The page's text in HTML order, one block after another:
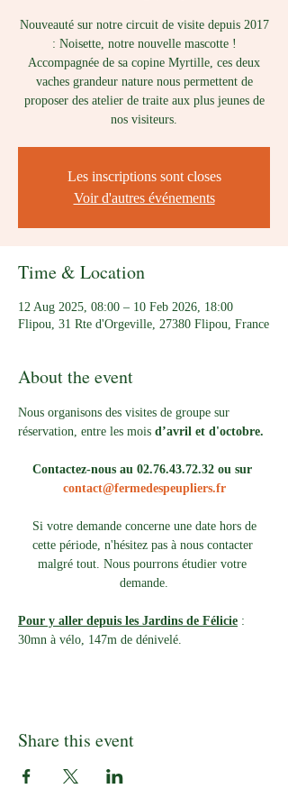
Nouveauté sur notre circuit de visite depuis 2017
: Noisette, notre nouvelle mascotte !
Accompagnée de sa copine Myrtille, ces deux
vaches grandeur nature nous permettent de
proposer des atelier de traite aux plus jeunes de
nos visiteurs.
Les inscriptions sont closes
Voir d'autres événements
Time & Location
12 Aug 2025, 08:00 – 10 Feb 2026, 18:00
Flipou, 31 Rte d'Orgeville, 27380 Flipou, France
About the event
Nous organisons des visites de groupe sur
réservation, entre les mois d’avril et d'octobre.
Contactez-nous au 02.76.43.72.32 ou sur
contact@fermedespeupliers.fr
Si votre demande concerne une date hors de
cette période, n'hésitez pas à nous contacter
malgré tout. Nous pourrons étudier votre
demande.
Pour y aller depuis les Jardins de Félicie :
30mn à vélo, 147m de dénivelé.
Share this event